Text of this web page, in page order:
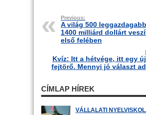
Previous:
A világ 500
1400 milliárd dollárt
első felében
Kvíz: Itt a hétvége, itt egy
fejtörő. Mennyi jó választ
CÍMLAP HÍREK
VÁLLALATI